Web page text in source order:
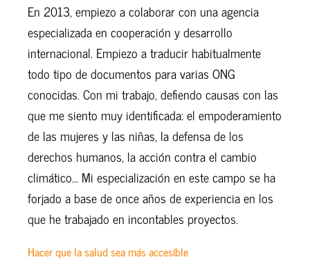
En 2013, empiezo a colaborar con una agencia
especializada en cooperación y desarrollo
internacional. Empiezo a traducir habitualmente
todo tipo de documentos para varias ONG
conocidas. Con mi trabajo, defiendo causas con las
que me siento muy identificada: el empoderamiento
de las mujeres y las niñas, la defensa de los
derechos humanos, la acción contra el cambio
climático… Mi especialización en este campo se ha
forjado a base de once años de experiencia en los
que he trabajado en incontables proyectos.
Hacer que la salud sea más accesible